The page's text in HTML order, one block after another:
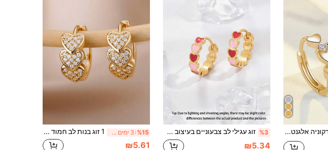
זוג אחד עגילי זירקוניה אלגנטיים לבני נוער, מתאים לקישוט יומיומי, תכשיטי מסיבה או מתנת יום הולדת %3 זוג עגילי לב צבעוניים בעיצוב טיפות שמן חמודים ומותאמים אישית, תכשיט ללבישה יומיומית לבנות
₪5.34
%15 3 ימים אחרונים 1 זוג בנות לב חמוד מעוקב זירקוניה עגילי חישוק לבנות מתנות לקישוט יומי לתכשיטי מסיבה מתנת יום הולדת
₪5.61